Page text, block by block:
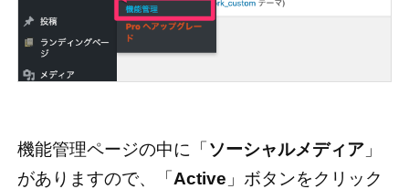
機能管理ページの中に「 ソーシャルメディア」
がありますので、「 Active 」ボタンをクリック